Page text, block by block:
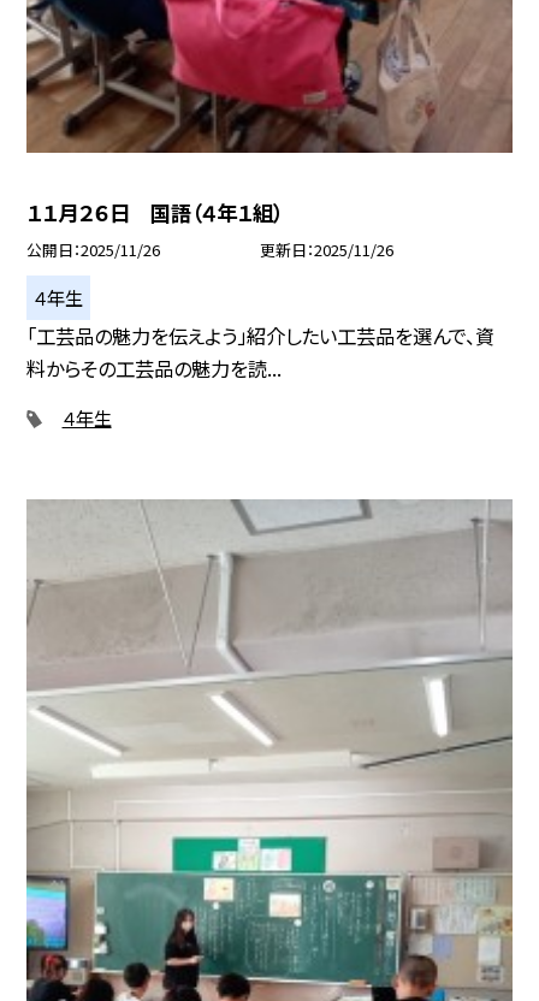
１１月２６日 国語（４年１組）
公開日 2025/11/26 更新日 2025/11/26
４年生
「工芸品の魅力を伝えよう」紹介したい工芸品を選んで、資
料からその工芸品の魅力を読...
４年生